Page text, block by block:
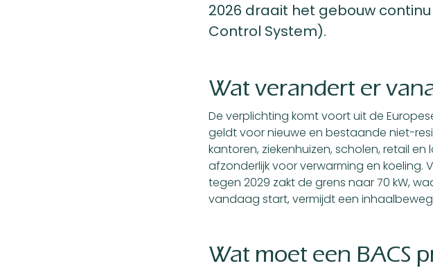
2026 draait het gebouw
Control System).
Wat verandert er
De verplichting komt voort uit de
geldt voor nieuwe en bestaande niet-
kantoren, ziekenhuizen, scholen, retail
afzonderlijk voor verwarming en
tegen 2029 zakt de grens naar 70 kW,
vandaag start, vermijdt een
Wat moet een BACS